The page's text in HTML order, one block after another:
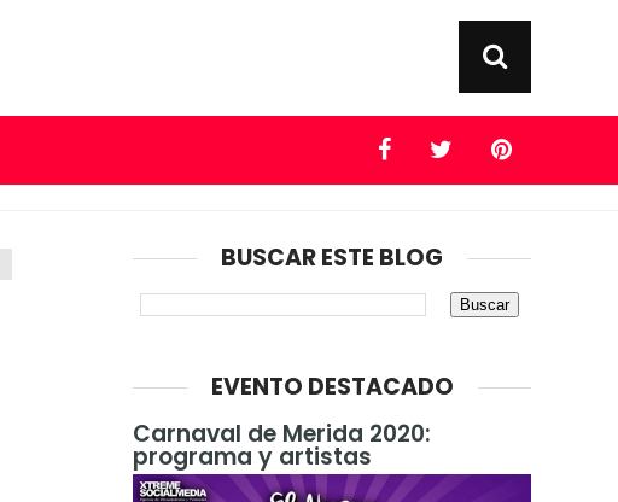
BUSCAR ESTE BLOG
EVENTO DESTACADO
Carnaval de Merida 2020:
programa y artistas